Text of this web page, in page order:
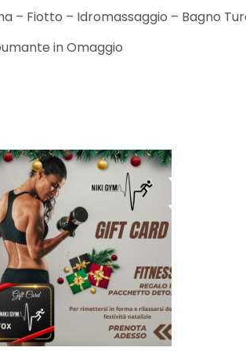
– Fiotto – Idromassaggio – Bagno
in Omaggio